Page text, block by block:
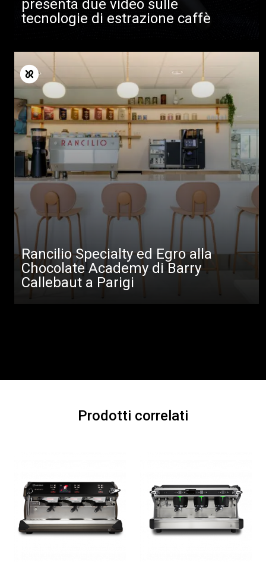
presenta due video sulle
tecnologie di estrazione caffè
Rancilio Specialty ed Egro alla
Chocolate Academy di Barry
Callebaut a Parigi
Prodotti correlati